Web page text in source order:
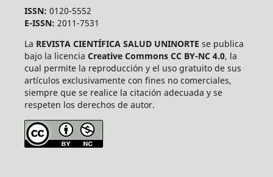
ISSN: 0120-5552
E-ISSN: 2011-7531
La REVISTA CIENTÍFICA SALUD UNINORTE se publica
bajo la licencia Creative Commons CC BY-NC 4.0, la
cual permite la reproducción y el uso gratuito de sus
artículos exclusivamente con fines no comerciales,
siempre que se realice la citación adecuada y se
respeten los derechos de autor.